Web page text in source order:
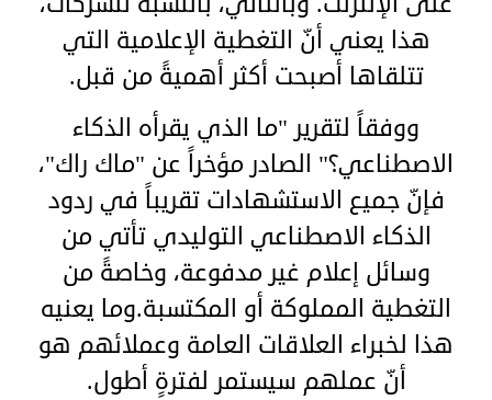
هذا يعني أنّ التغطية الإعلامية التي
تتلقاها أصبحت أكثر أهميةً من قبل.
ووفقاً لتقرير "ما الذي يقرأه الذكاء
الاصطناعي؟" الصادر مؤخراً عن "ماك راك"،
فإنّ جميع الاستشهادات تقريباً في ردود
الذكاء الاصطناعي التوليدي تأتي من
وسائل إعلام غير مدفوعة، وخاصةً من
التغطية المملوكة أو المكتسبة.وما يعنيه
هذا لخبراء العلاقات العامة وعملائهم هو
أنّ عملهم سيستمر لفترةٍ أطول.